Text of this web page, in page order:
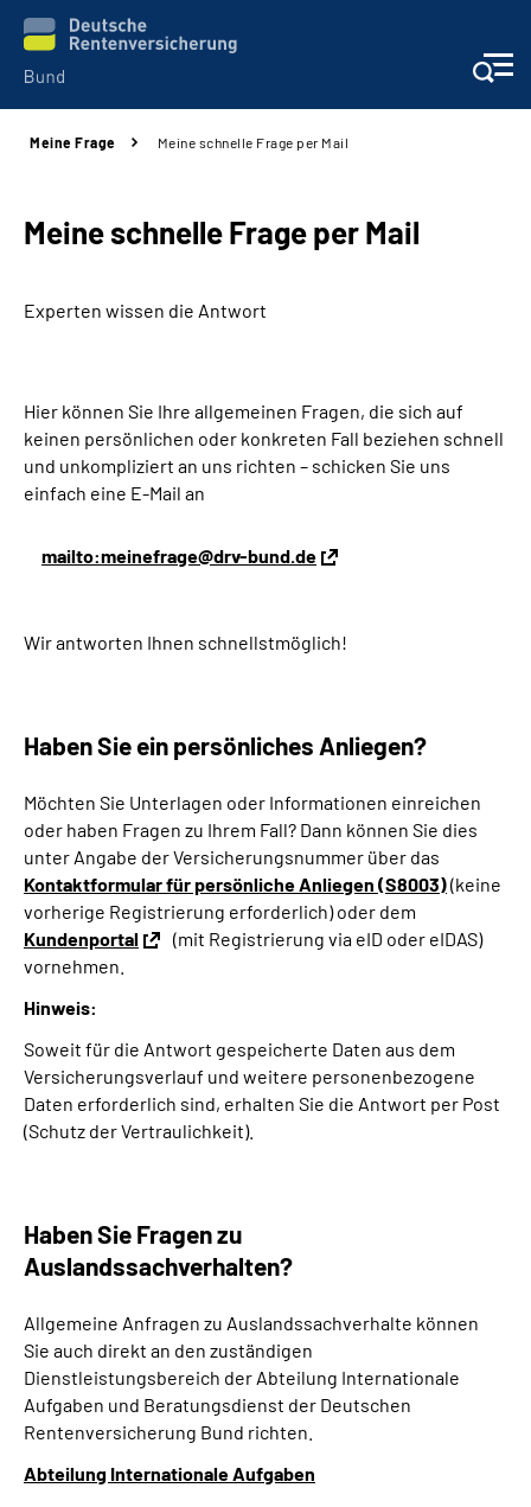
Beratung & Kontakt
Reha-Zentren
Über uns
Online-Services
Inhalte in Gebärdensprache (DGS)
Meine Frage Meine schnelle Frage per Mail
Meine schnelle Frage per Mail
Experten wissen die Antwort
Hier können Sie Ihre allgemeinen Fragen, die sich auf
keinen persönlichen oder konkreten Fall beziehen schnell
und unkompliziert an uns richten – schicken Sie uns
einfach eine E-Mail an
mailto:meinefrage@drv-bund.de
Wir antworten Ihnen schnellstmöglich!
Haben Sie ein persönliches Anliegen?
Möchten Sie Unterlagen oder Informationen einreichen
oder haben Fragen zu Ihrem Fall? Dann können Sie dies
unter Angabe der Versicherungsnummer über das
Kontaktformular für persönliche Anliegen (S8003)(keine
vorherige Registrierung erforderlich) oder dem
Kundenportal
(mit Registrierung via eID oder eIDAS)
vornehmen.
Hinweis:
Soweit für die Antwort gespeicherte Daten aus dem
Versicherungsverlauf und weitere personenbezogene
Daten erforderlich sind, erhalten Sie die Antwort per Post
(Schutz der Vertraulichkeit).
Haben Sie Fragen zu
Auslandssachverhalten?
Allgemeine Anfragen zu Auslandssachverhalte können
Sie auch direkt an den zuständigen
Dienstleistungsbereich der Abteilung Internationale
Aufgaben und Beratungsdienst der Deutschen
Rentenversicherung Bund richten.
Abteilung Internationale Aufgaben